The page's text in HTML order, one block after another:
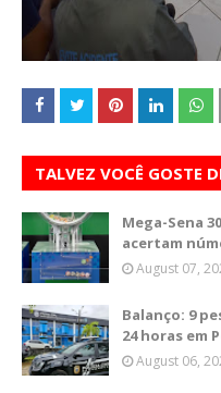
TALVEZ VOCÊ GOSTE
Mega-Sena
acertam
August 07,
Balanço: 9
24 horas em
August 06,